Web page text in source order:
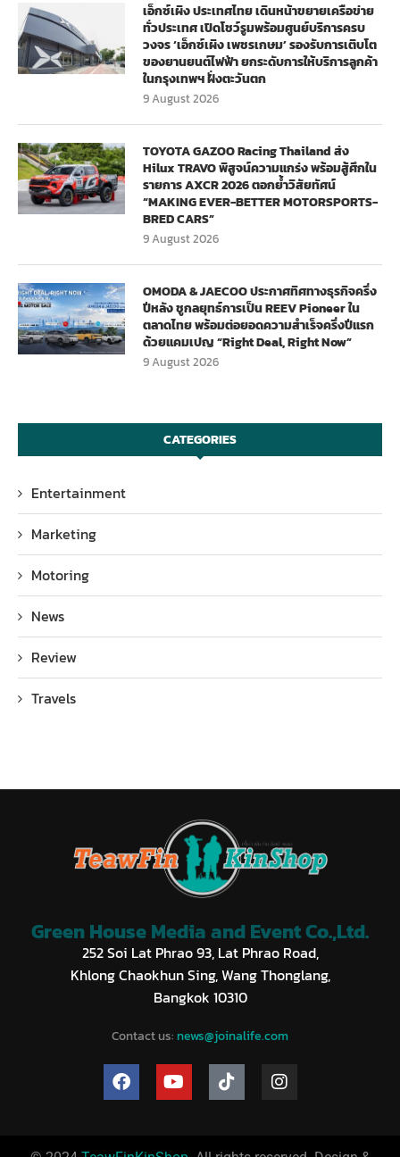
เอ็กซ์เผิง ประเทศไทย เดินหน้าขยายเครือข่าย
ทั่วประเทศ เปิดโชว์รูมพร้อมศูนย์บริการครบ
วงจร ‘เอ็กซ์เผิง เพชรเกษม’ รองรับการเติบโต
ของยานยนต์ไฟฟ้า ยกระดับการให้บริการลูกค้า
ในกรุงเทพฯ ฝั่งตะวันตก
9 August 2026
TOYOTA GAZOO Racing Thailand ส่ง
Hilux TRAVO พิสูจน์ความแกร่ง พร้อมสู้ศึกใน
รายการ AXCR 2026 ตอกย้ำวิสัยทัศน์
“MAKING EVER-BETTER MOTORSPORTS-
BRED CARS”
9 August 2026
OMODA & JAECOO ประกาศทิศทางธุรกิจครึ่ง
ปีหลัง ชูกลยุทธ์การเป็น REEV Pioneer ใน
ตลาดไทย พร้อมต่อยอดความสำเร็จครึ่งปีแรก
ด้วยแคมเปญ “Right Deal, Right Now”
9 August 2026
CATEGORIES
Entertainment
Marketing
Motoring
News
Review
Travels
Green House Media and Event Co.,Ltd.
252 Soi Lat Phrao 93, Lat Phrao Road,
Khlong Chaokhun Sing, Wang Thonglang,
Bangkok 10310
Contact us: news@joinalife.com